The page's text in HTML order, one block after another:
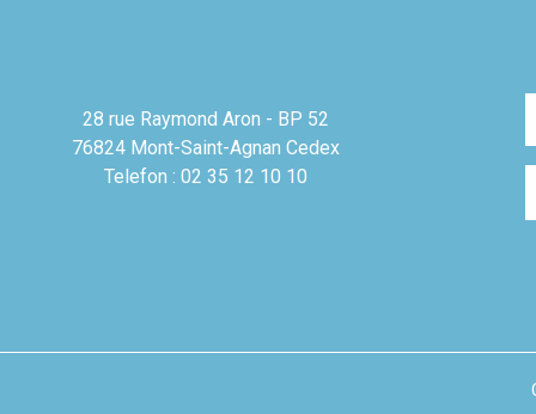
28 rue Raymond Aron - BP 52
76824 Mont-Saint-Agnan Cedex
Telefon : 02 35 12 10 10